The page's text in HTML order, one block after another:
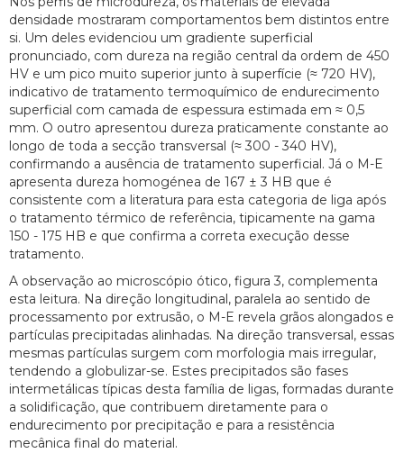
densidade mostraram comportamentos bem distintos entre
si. Um deles evidenciou um gradiente superficial
pronunciado, com dureza na região central da ordem de 450
HV e um pico muito superior junto à superfície (≈ 720 HV),
indicativo de tratamento termoquímico de endurecimento
superficial com camada de espessura estimada em ≈ 0,5
mm. O outro apresentou dureza praticamente constante ao
longo de toda a secção transversal (≈ 300 - 340 HV),
confirmando a ausência de tratamento superficial. Já o M-E
apresenta dureza homogénea de 167 ± 3 HB que é
consistente com a literatura para esta categoria de liga após
o tratamento térmico de referência, tipicamente na gama
150 - 175 HB e que confirma a correta execução desse
tratamento.
A observação ao microscópio ótico, figura 3, complementa
esta leitura. Na direção longitudinal, paralela ao sentido de
processamento por extrusão, o M-E revela grãos alongados e
partículas precipitadas alinhadas. Na direção transversal, essas
mesmas partículas surgem com morfologia mais irregular,
tendendo a globulizar-se. Estes precipitados são fases
intermetálicas típicas desta família de ligas, formadas durante
a solidificação, que contribuem diretamente para o
endurecimento por precipitação e para a resistência
mecânica final do material.